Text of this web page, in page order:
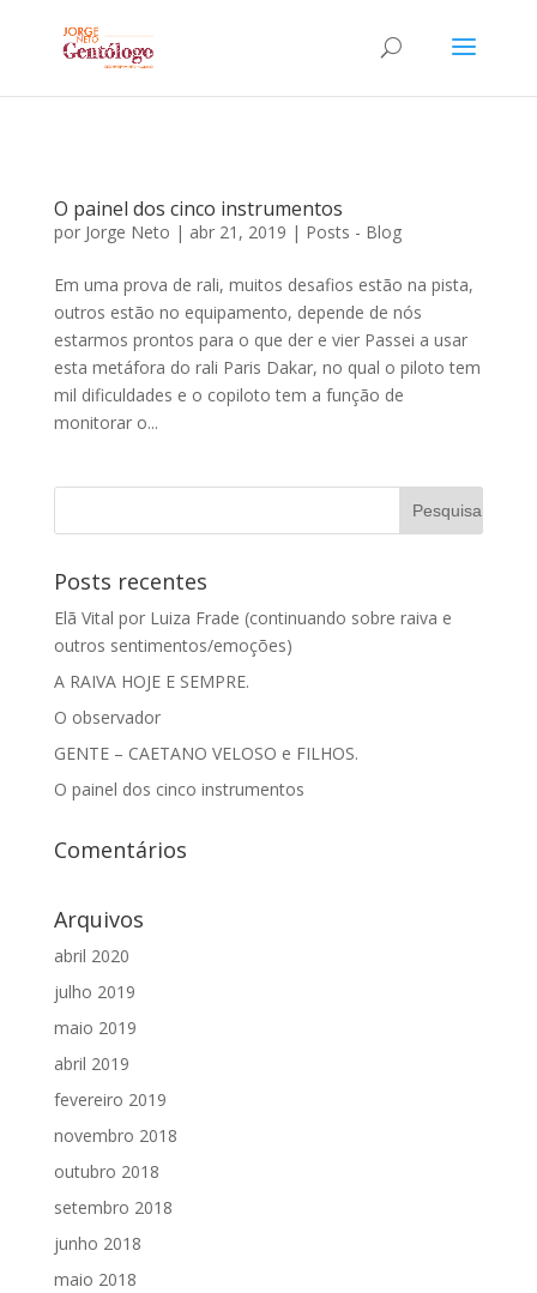
O painel dos cinco instrumentos
por Jorge Neto | abr 21, 2019 | Posts - Blog
Em uma prova de rali, muitos desafios estão na pista,
outros estão no equipamento, depende de nós
estarmos prontos para o que der e vier Passei a usar
esta metáfora do rali Paris Dakar, no qual o piloto tem
mil dificuldades e o copiloto tem a função de
monitorar o...
Posts recentes
Elã Vital por Luiza Frade (continuando sobre raiva e
outros sentimentos/emoções)
A RAIVA HOJE E SEMPRE.
O observador
GENTE – CAETANO VELOSO e FILHOS.
O painel dos cinco instrumentos
Comentários
Arquivos
abril 2020
julho 2019
maio 2019
abril 2019
fevereiro 2019
novembro 2018
outubro 2018
setembro 2018
junho 2018
maio 2018